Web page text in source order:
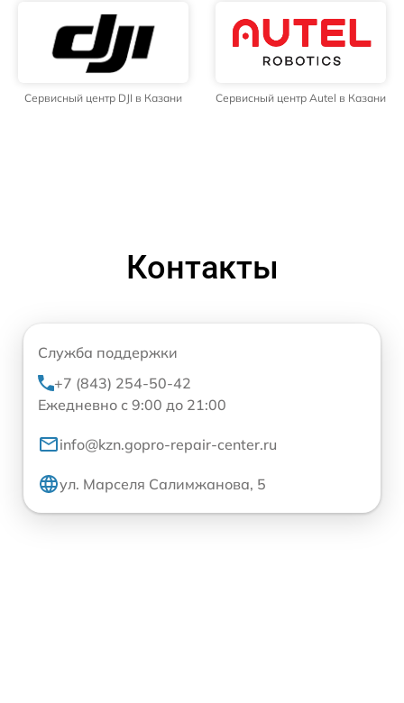
Сервисный центр DJI в Казани Сервисный центр Autel в Казани
Контакты
Служба поддержки
+7 (843) 254-50-42
Ежедневно с 9:00 до 21:00
info@kzn.gopro-repair-center.ru
ул. Марселя Салимжанова, 5